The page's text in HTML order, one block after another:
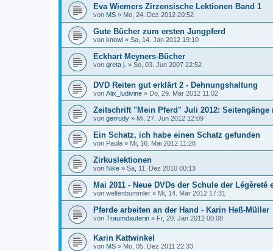
Eva Wiemers Zirzensische Lektionen Band 1
von MS » Mo, 24. Dez 2012 20:52
Gute Bücher zum ersten Jungpferd
von knowi » Sa, 14. Jan 2012 19:10
Eckhart Meyners-Bücher
von greta j. » So, 03. Jun 2007 22:52
DVD Reiten gut erklärt 2 - Dehnungshaltung
von Alix_ludivine » Do, 29. Mär 2012 11:02
Zeitschrift "Mein Pferd" Juli 2012: Seitengänge
von gerrudy » Mi, 27. Jun 2012 12:09
Ein Schatz, ich habe einen Schatz gefunden
von Paula » Mi, 16. Mai 2012 11:28
Zirkuslektionen
von Nike » Sa, 11. Dez 2010 00:13
Mai 2011 - Neue DVDs der Schule der Légèreté
von weltenbummler » Mi, 14. Mär 2012 17:31
Pferde arbeiten an der Hand - Karin Heß-Müller
von Traumdauterin » Fr, 20. Jan 2012 00:08
Karin Kattwinkel
von MS » Mo, 05. Dez 2011 22:33